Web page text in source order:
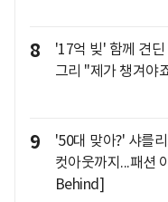
8
'17억 빚' 함께 견
그리 "제가 챙겨야
9
'50대 맞아?' 샤를
컷아웃까지...패션
Behind]